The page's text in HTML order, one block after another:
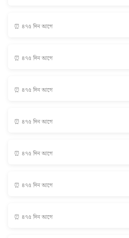
⏰ ৪৭৫ দিন আগে
⏰ ৪৭৫ দিন আগে
⏰ ৪৭৫ দিন আগে
⏰ ৪৭৫ দিন আগে
⏰ ৪৭৫ দিন আগে
⏰ ৪৭৫ দিন আগে
⏰ ৪৭৫ দিন আগে